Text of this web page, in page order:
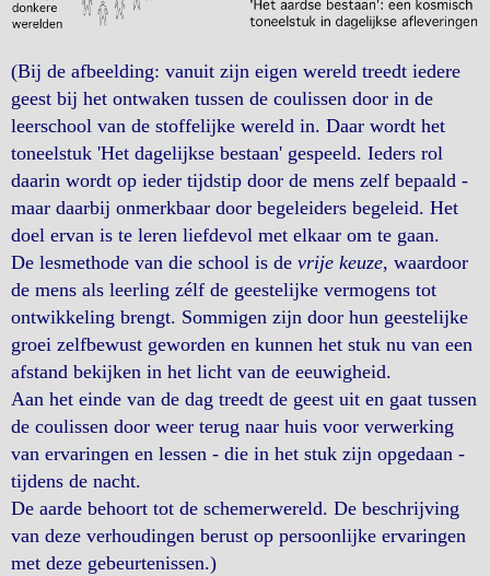
(Bij de afbeelding: vanuit zijn eigen wereld treedt iedere
geest bij het ontwaken tussen de coulissen door in de
leerschool van de stoffelijke wereld in. Daar wordt het
toneelstuk 'Het dagelijkse bestaan' gespeeld. Ieders rol
daarin wordt op ieder tijdstip door de mens zelf bepaald -
maar daarbij onmerkbaar door begeleiders begeleid. Het
doel ervan is te leren liefdevol met elkaar om te gaan.
De lesmethode van die school is de vrije keuze, waardoor
de mens als leerling zélf de geestelijke vermogens tot
ontwikkeling brengt. Sommigen zijn door hun geestelijke
groei zelfbewust geworden en kunnen het stuk nu van een
afstand bekijken in het licht van de eeuwigheid.
Aan het einde van de dag treedt de geest uit en gaat tussen
de coulissen door weer terug naar huis voor verwerking
van ervaringen en lessen - die in het stuk zijn opgedaan -
tijdens de nacht.
De aarde behoort tot de schemerwereld. De beschrijving
van deze verhoudingen berust op persoonlijke ervaringen
met deze gebeurtenissen.)